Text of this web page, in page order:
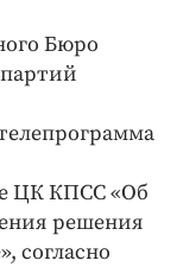
Бюро
ЦК КПСС «Об
решения
согласно